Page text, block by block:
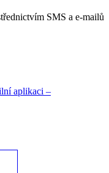
SMS a e-mailů
aplikaci –